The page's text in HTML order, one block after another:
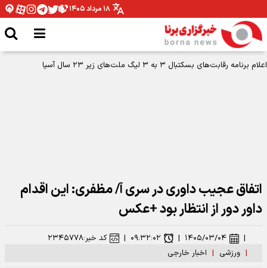
۱۸ مرداد ۱۴۰۵
اعلام برنامه رقابت‌های بسکتبال ۳ به ۳ لیگ ملت‌های زیر ۲۳ سال آسیا
اتفاق عجیب داوری در سری آ/ مظفری: این اقدام
داور دور از انتظار بود +عکس
| ورزشی | اخبار خارجی
| ۱۴۰۵/۰۳/۰۴ | ۰۹:۳۲:۰۲ | کد خبر:۲۳۴۵۷۷۸